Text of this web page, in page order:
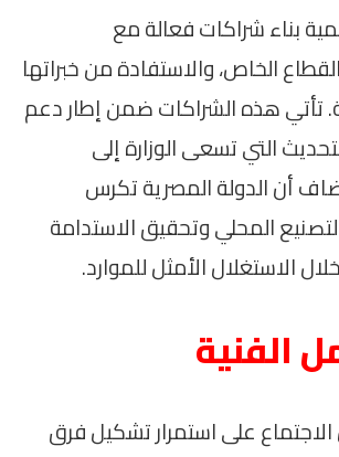
بناء شراكات فعالة مع
الخاص، والاستفادة من خبراتها
تأتي هذه الشراكات ضمن إطار دعم
التي تسعى الوزارة إلى
أن الدولة المصرية تكرس
المحلي وتحقيق الاستدامة
الاستغلال الأمثل للموارد.
الفنية
الاجتماع على استمرار تشكيل فرق